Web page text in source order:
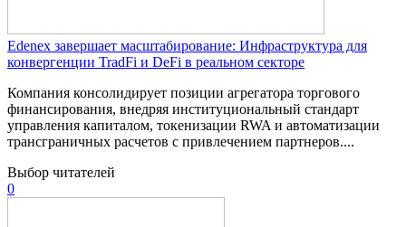
Edenex завершает масштабирование: Инфраструктура для
конвергенции TradFi и DeFi в реальном секторе
Компания консолидирует позиции агрегатора торгового
финансирования, внедряя институциональный стандарт
управления капиталом, токенизации RWA и автоматизации
трансграничных расчетов с привлечением партнеров....
Выбор читателей
0